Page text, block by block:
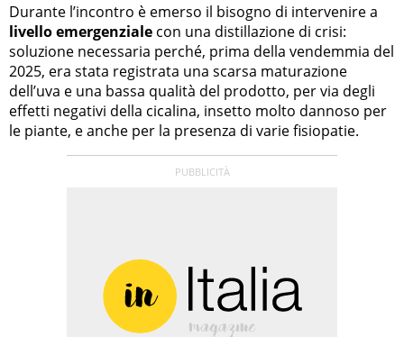
Durante l’incontro è emerso il bisogno di intervenire a
livello emergenziale con una distillazione di crisi:
soluzione necessaria perché, prima della vendemmia del
2025, era stata registrata una scarsa maturazione
dell’uva e una bassa qualità del prodotto, per via degli
effetti negativi della cicalina, insetto molto dannoso per
le piante, e anche per la presenza di varie fisiopatie.